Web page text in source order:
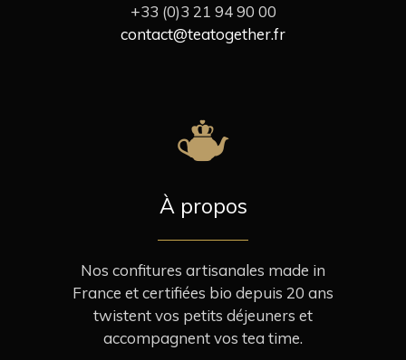
+33 (0)3 21 94 90 00
contact@teatogether.fr
À propos
Nos confitures artisanales made in
France et certifiées bio depuis 20 ans
twistent vos petits déjeuners et
accompagnent vos tea time.